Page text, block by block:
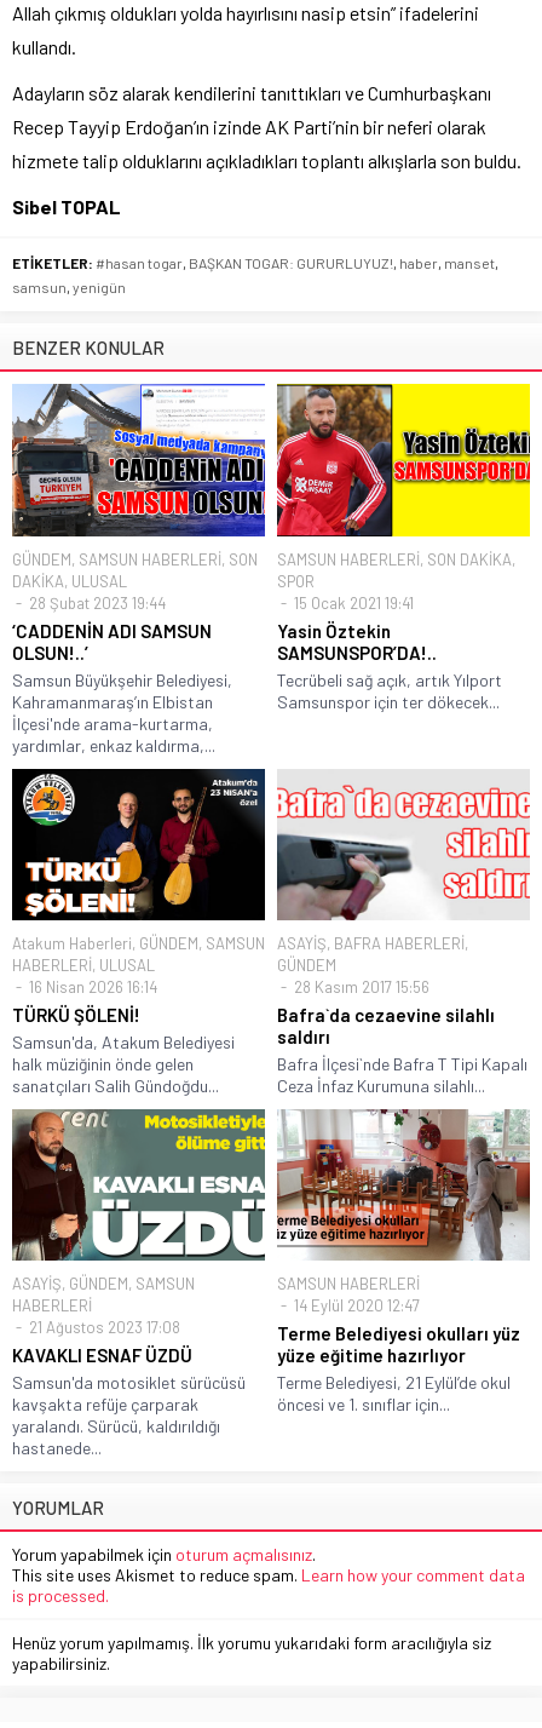
Allah çıkmış oldukları yolda hayırlısını nasip etsin” ifadelerini
kullandı.
Adayların söz alarak kendilerini tanıttıkları ve Cumhurbaşkanı
Recep Tayyip Erdoğan’ın izinde AK Parti’nin bir neferi olarak
hizmete talip olduklarını açıkladıkları toplantı alkışlarla son buldu.
Sibel TOPAL
ETİKETLER: #hasan togar, BAŞKAN TOGAR: GURURLUYUZ!, haber, manset,
samsun, yenigün
BENZER KONULAR
GÜNDEM, SAMSUN HABERLERİ, SON
DAKİKA, ULUSAL
28 Şubat 2023 19:44
‘CADDENİN ADI SAMSUN
OLSUN!..’
Samsun Büyükşehir Belediyesi,
Kahramanmaraş’ın Elbistan
İlçesi'nde arama-kurtarma,
yardımlar, enkaz kaldırma,...
SAMSUN HABERLERİ, SON DAKİKA,
SPOR
15 Ocak 2021 19:41
Yasin Öztekin
SAMSUNSPOR’DA!..
Tecrübeli sağ açık, artık Yılport
Samsunspor için ter dökecek...
Atakum Haberleri, GÜNDEM, SAMSUN
HABERLERİ, ULUSAL
16 Nisan 2026 16:14
TÜRKÜ ŞÖLENİ!
Samsun'da, Atakum Belediyesi
halk müziğinin önde gelen
sanatçıları Salih Gündoğdu...
ASAYİŞ, BAFRA HABERLERİ,
GÜNDEM
28 Kasım 2017 15:56
Bafra`da cezaevine silahlı
saldırı
Bafra İlçesi`nde Bafra T Tipi Kapalı
Ceza İnfaz Kurumuna silahlı...
ASAYİŞ, GÜNDEM, SAMSUN
HABERLERİ
21 Ağustos 2023 17:08
KAVAKLI ESNAF ÜZDÜ
Samsun'da motosiklet sürücüsü
kavşakta refüje çarparak
yaralandı. Sürücü, kaldırıldığı
hastanede...
SAMSUN HABERLERİ
14 Eylül 2020 12:47
Terme Belediyesi okulları yüz
yüze eğitime hazırlıyor
Terme Belediyesi, 21 Eylül’de okul
öncesi ve 1. sınıflar için...
YORUMLAR
Yorum yapabilmek için oturum açmalısınız.
This site uses Akismet to reduce spam. Learn how your comment data
is processed.
Henüz yorum yapılmamış. İlk yorumu yukarıdaki form aracılığıyla siz
yapabilirsiniz.